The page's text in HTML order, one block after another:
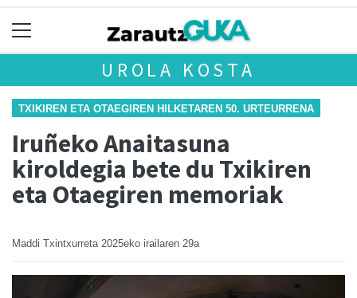
UROLA KOSTA
TXIKIREN ETA OTAEGIREN HILKETAREN 50. URTEURRENA
Iruñeko Anaitasuna
kiroldegia bete du Txikiren
eta Otaegiren memoriak
Maddi Txintxurreta 2025eko irailaren 29a